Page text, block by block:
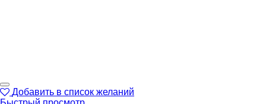
Добавить в список желаний